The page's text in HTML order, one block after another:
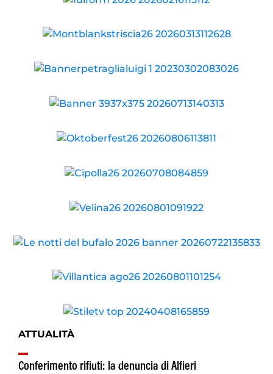
ATTUALITÀ
Conferimento rifiuti: la denuncia di Alfieri